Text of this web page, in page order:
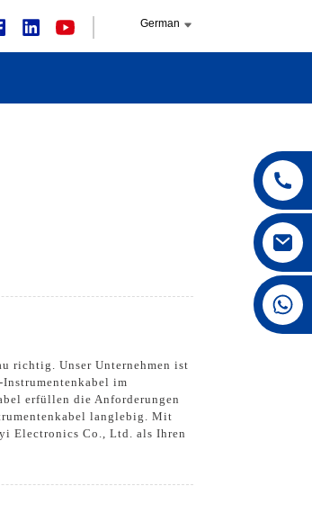
German
+86 15168592711
richtig. Unser Unternehmen ist
im
erfüllen die Anforderungen
langlebig. Mit
Electronics Co., Ltd. als Ihren